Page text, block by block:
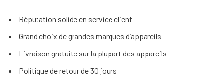
Réputation solide en service client
Grand choix de grandes marques d’appareils
Livraison gratuite sur la plupart des appareils
Politique de retour de 30 jours